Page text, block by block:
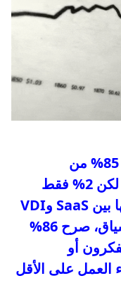
وفقًا لمسح Parallels، تستخدم 85% من
المؤسسات بالفعل حلول SaaS، لكن 2% فقط
تعتمد عليها حصريًا. يجمع معظمها بين SaaS وVDI
أو DaaS، أو كليهما. في ذات السياق، صرح 86%
أو
على الأقل